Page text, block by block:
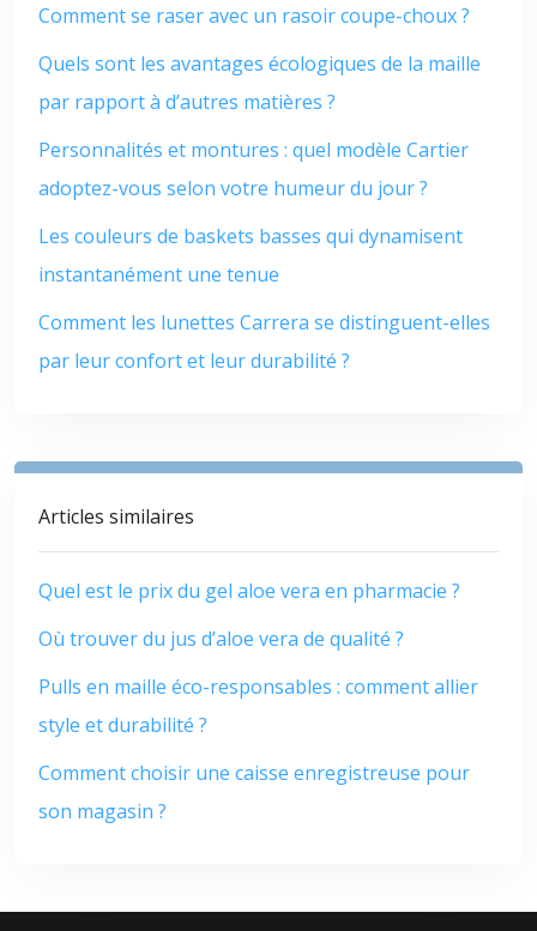
Comment se raser avec un rasoir coupe-choux ?
Quels sont les avantages écologiques de la maille
par rapport à d’autres matières ?
Personnalités et montures : quel modèle Cartier
adoptez-vous selon votre humeur du jour ?
Les couleurs de baskets basses qui dynamisent
instantanément une tenue
Comment les lunettes Carrera se distinguent-elles
par leur confort et leur durabilité ?
Articles similaires
Quel est le prix du gel aloe vera en pharmacie ?
Où trouver du jus d’aloe vera de qualité ?
Pulls en maille éco-responsables : comment allier
style et durabilité ?
Comment choisir une caisse enregistreuse pour
son magasin ?